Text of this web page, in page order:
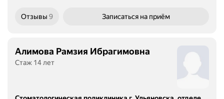
Отзывы 9 Записаться на приём
Алимова Рамзия Ибрагимовна
Стаж 14 лет